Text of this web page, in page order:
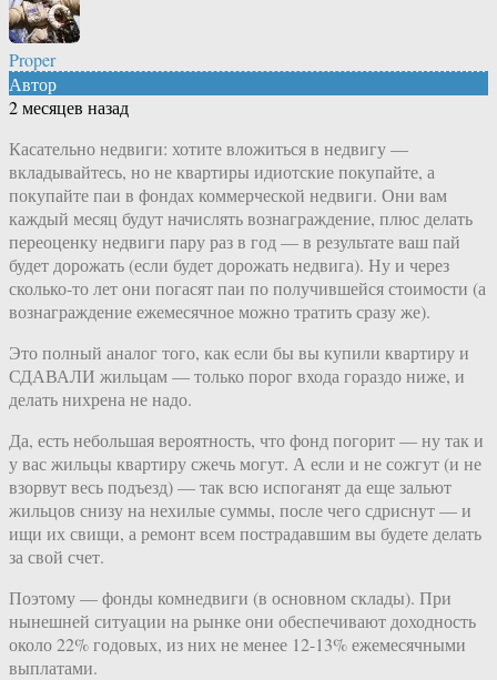
Proper
Автор
2 месяцев назад
Касательно недвиги: хотите вложиться в недвигу —
вкладывайтесь, но не квартиры идиотские покупайте, а
покупайте паи в фондах коммерческой недвиги. Они вам
каждый месяц будут начислять вознаграждение, плюс делать
переоценку недвиги пару раз в год — в результате ваш пай
будет дорожать (если будет дорожать недвига). Ну и через
сколько-то лет они погасят паи по получившейся стоимости (а
вознаграждение ежемесячное можно тратить сразу же).
Это полный аналог того, как если бы вы купили квартиру и
СДАВАЛИ жильцам — только порог входа гораздо ниже, и
делать нихрена не надо.
Да, есть небольшая вероятность, что фонд погорит — ну так и
у вас жильцы квартиру сжечь могут. А если и не сожгут (и не
взорвут весь подъезд) — так всю испоганят да еще зальют
жильцов снизу на нехилые суммы, после чего сдриснут — и
ищи их свищи, а ремонт всем пострадавшим вы будете делать
за свой счет.
Поэтому — фонды комнедвиги (в основном склады). При
нынешней ситуации на рынке они обеспечивают доходность
около 22% годовых, из них не менее 12-13% ежемесячными
выплатами.